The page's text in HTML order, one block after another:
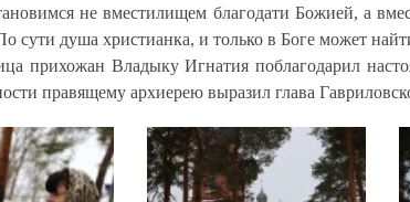
не вместилищем благодати Божией, а
сути душа христианка, и только в Боге может
прихожан Владыку Игнатия поблагодарил
правящему архиерею выразил глава